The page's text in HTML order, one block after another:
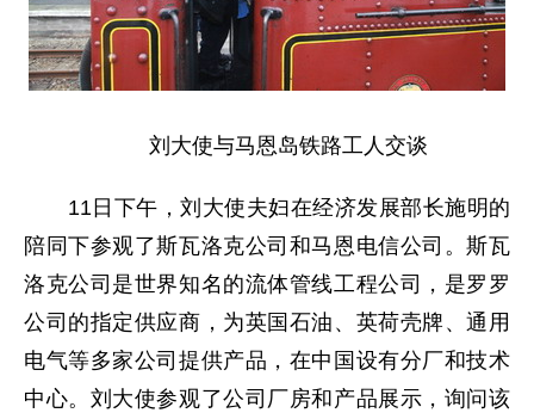
刘大使与马恩岛铁路工人交谈
11日下午，刘大使夫妇在经济发展部长施明的
陪同下参观了斯瓦洛克公司和马恩电信公司。斯瓦
洛克公司是世界知名的流体管线工程公司，是罗罗
公司的指定供应商，为英国石油、英荷壳牌、通用
电气等多家公司提供产品，在中国设有分厂和技术
中心。刘大使参观了公司厂房和产品展示，询问该